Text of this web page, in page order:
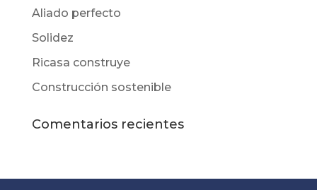
Aliado perfecto
Solidez
Ricasa construye
Construcción sostenible
Comentarios recientes